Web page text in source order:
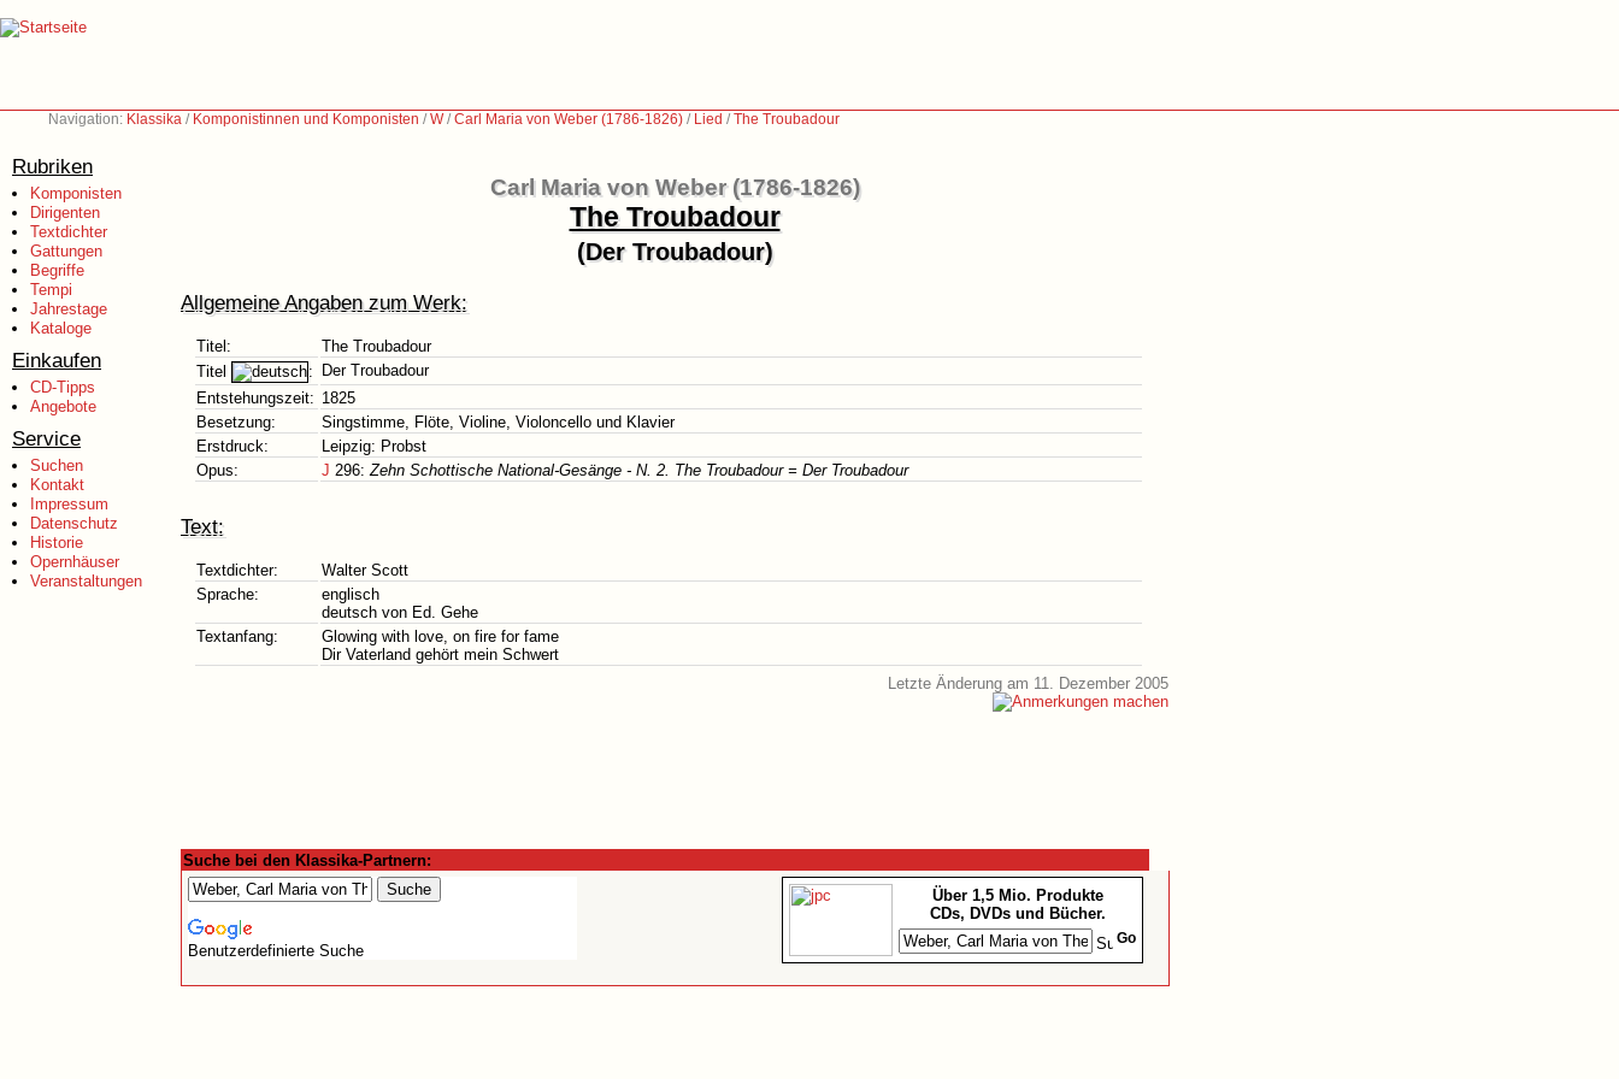
Navigation: Klassika / Komponistinnen und Komponisten /W/Carl Maria von Weber (1786-1826) / Lied /The Troubadour
Rubriken
Komponisten
Dirigenten
Textdichter
Gattungen
Begriffe
Tempi
Jahrestage
Kataloge
Einkaufen
CD-Tipps
Angebote
Service
Suchen
Kontakt
Impressum
Datenschutz
Historie
Opernhäuser
Veranstaltungen
Carl Maria von Weber (1786-1826)
The Troubadour
(Der Troubadour)
Allgemeine Angaben zum Werk:
Titel:
The Troubadour
Titel
:
Der Troubadour
Entstehungszeit: 1825
Besetzung:
Singstimme, Flöte, Violine, Violoncello und Klavier
Erstdruck:
Leipzig: Probst
Opus:
J 296:Zehn Schottische National-Gesänge - N. 2. The Troubadour = Der Troubadour
Text:
Textdichter:
Walter Scott
Sprache:
englisch
deutsch von Ed. Gehe
Textanfang:
Glowing with love, on fire for fame
Dir Vaterland gehört mein Schwert
Letzte Änderung am 11. Dezember 2005
Suche bei den Klassika-Partnern:
Benutzerdefinierte Suche
Über 1,5 Mio. Produkte
CDs, DVDs und Bücher.
Go